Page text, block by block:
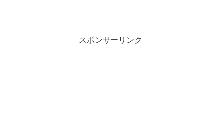
スポンサーリンク